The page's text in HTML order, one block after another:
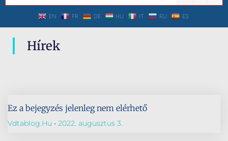
EN FR DE HU IT RU ES
Hírek
Ez a bejegyzés jelenleg nem elérhető
Vdtablog.hu 2022. augusztus 3.